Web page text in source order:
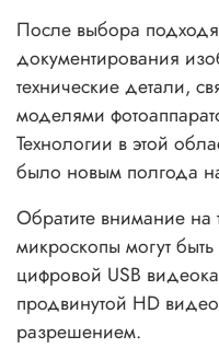
После выбора
документирования
технические детали,
моделями
Технологии в этой
было новым полгода
Обратите внимание на
микроскопы могут
цифровой USB
продвинутой HD
разрешением.